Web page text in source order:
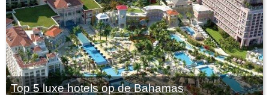
Top 5 luxe hotels op de Bahamas